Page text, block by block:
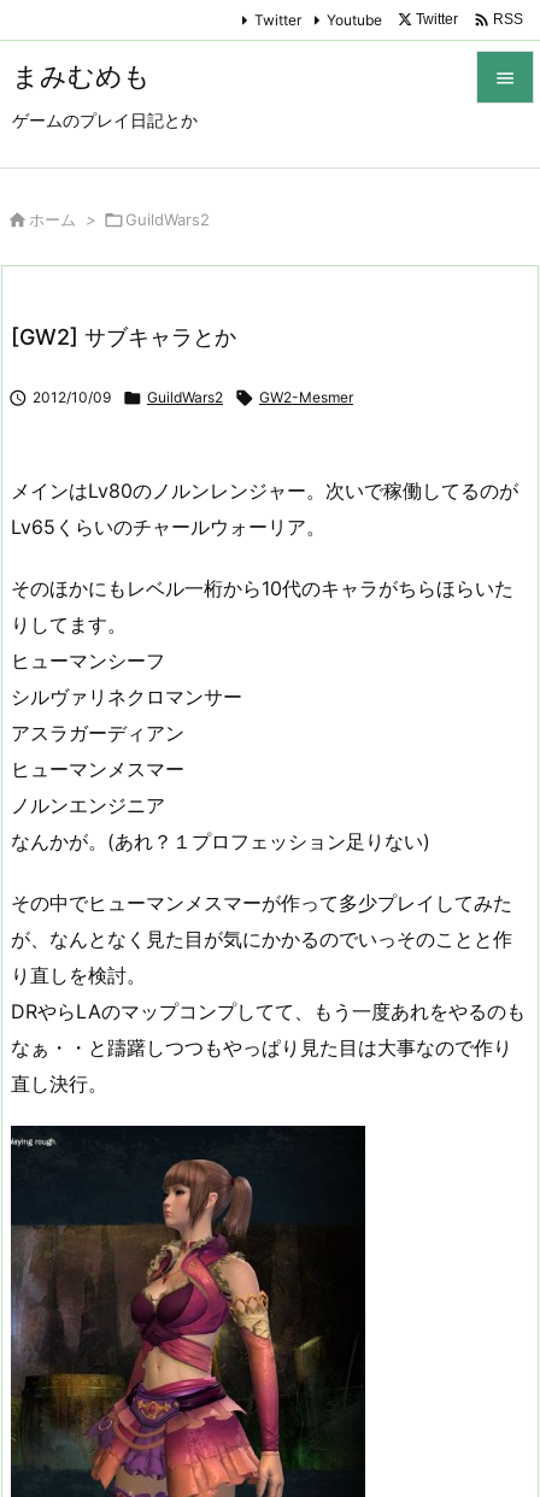
まみむめも
ゲームのプレイ日記とか

Twitter Youtube Twitter  RSS
 ホーム > GuildWars2
[GW2] サブキャラとか
 2012/10/09  GuildWars2  GW2-Mesmer
メインはLv80のノルンレンジャー。次いで稼働してるのが
Lv65くらいのチャールウォーリア。
そのほかにもレベル一桁から10代のキャラがちらほらいた
りしてます。
ヒューマンシーフ
シルヴァリネクロマンサー
アスラガーディアン
ヒューマンメスマー
ノルンエンジニア
なんかが。(あれ？１プロフェッション足りない)
その中でヒューマンメスマーが作って多少プレイしてみた
が、なんとなく見た目が気にかかるのでいっそのことと作
り直しを検討。
DRやらLAのマップコンプしてて、もう一度あれをやるのも
なぁ・・と躊躇しつつもやっぱり見た目は大事なので作り
直し決行。